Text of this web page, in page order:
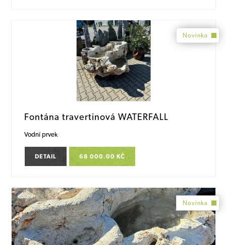
Novinka
Fontána travertinová WATERFALL
Vodní prvek
DETAIL 68 000.00 KČ
Novinka